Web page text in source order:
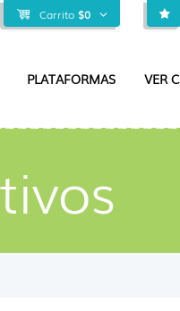
Carrito $0
PLATAFORMAS VER